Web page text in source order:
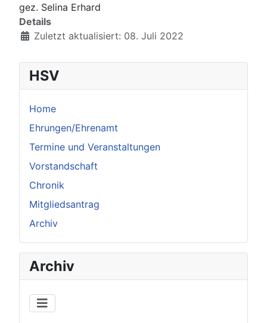
gez. Selina Erhard
Details
Zuletzt aktualisiert: 08. Juli 2022
HSV
Home
Ehrungen/Ehrenamt
Termine und Veranstaltungen
Vorstandschaft
Chronik
Mitgliedsantrag
Archiv
Archiv